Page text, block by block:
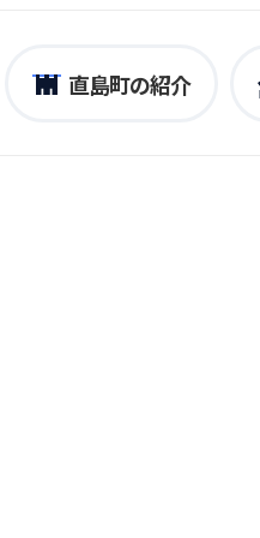
直島町の紹介